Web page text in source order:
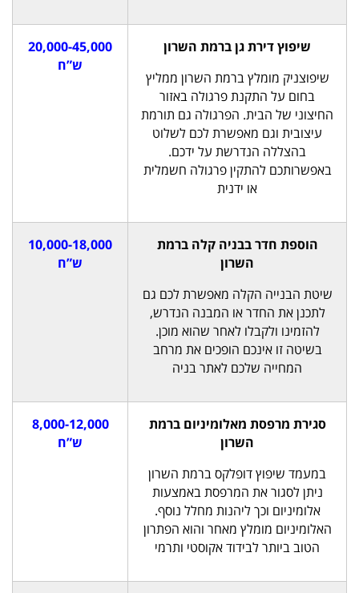
שיפוץ דירת גן ברמת השרון
שיפוצניק מומלץ ברמת השרון ממליץ
בחום על התקנת פרגולה באזור
החיצוני של הבית. הפרגולה גם תורמת
עיצובית וגם מאפשרת לכם לשלוט
בהצללה הנדרשת על ידכם.
באפשרותכם להתקין פרגולה חשמלית
או ידנית
20,000-45,000
ש”ח
הוספת חדר בבניה קלה ברמת
השרון
שיטת הבנייה הקלה מאפשרת לכם גם
לתכנן את החדר או המבנה הנדרש,
להזמינו ולקבלו לאחר שהוא מוכן.
בשיטה זו אינכם הופכים את מרחב
המחייה שלכם לאתר בניה
10,000-18,000
ש”ח
סגירת מרפסת מאלומיניום ברמת
השרון
במעמד שיפוץ דופלקס ברמת השרון
ניתן לסגור את המרפסת באמצעות
אלומיניום וכך ליהנות מחלל נוסף.
האלומיניום מומלץ מאחר והוא הפתרון
הטוב ביותר לבידוד אקוסטי ותרמי
8,000-12,000
ש”ח